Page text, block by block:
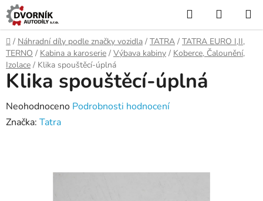
Přejít
na
obsah
Hledat
KOŠÍK
Domů
/ Náhradní díly podle značky vozidla / TATRA / TATRA EURO I,II,
TERNO / Kabina a karoserie / Výbava kabiny / Koberce, Čalounění,
Izolace / Klika spouštěcí-úplná
Klika spouštěcí-úplná
Průměrné
hodnocení
Neohodnoceno Podrobnosti hodnocení
Značka: Tatra